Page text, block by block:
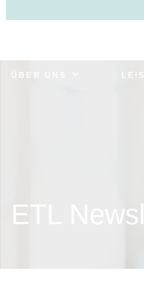
ÜBER UNS
ETL